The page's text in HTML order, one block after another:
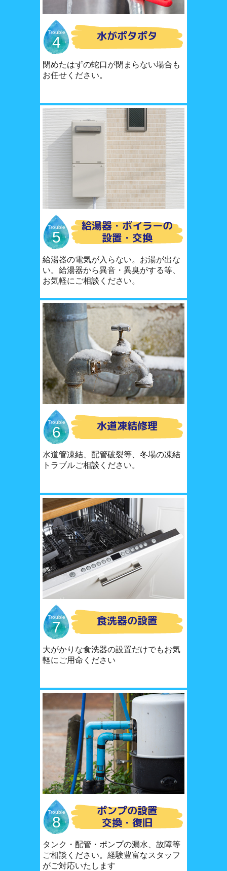
Trouble
4 水がポタポタ
閉めたはずの蛇口が閉まらない場合も
お任せください。
Trouble
5
給湯器・ボイラーの
設置・交換
給湯器の電気が入らない。お湯が出な
い。給湯器から異音・異臭がする等、
お気軽にご相談ください。
Trouble
6 水道凍結修理
水道管凍結、配管破裂等、冬場の凍結
トラブルご相談ください。
Trouble
7 食洗器の設置
大がかりな食洗器の設置だけでもお気
軽にご用命ください
Trouble
8
ポンプの設置
交換・復旧
タンク・配管・ポンプの漏水、故障等
ご相談ください。経験豊富なスタッフ
がご対応いたします